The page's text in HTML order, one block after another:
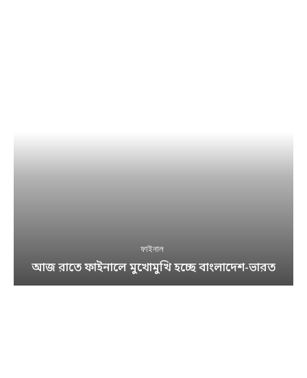
ফাইনাল
আজ রাতে ফাইনালে মুখোমুখি হচ্ছে বাংলাদেশ-ভারত